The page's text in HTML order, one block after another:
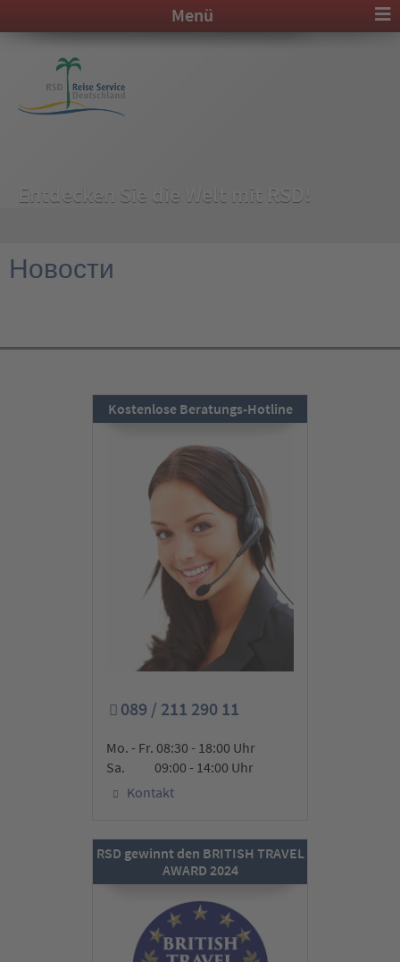
Entdecken Sie die Welt mit RSD!
Menü
Новости
Kostenlose Beratungs-Hotline
089 / 211 290 11
Mo. - Fr. 08:30 - 18:00 Uhr
Sa. 09:00 - 14:00 Uhr
Kontakt
RSD gewinnt den BRITISH TRAVEL
AWARD 2024